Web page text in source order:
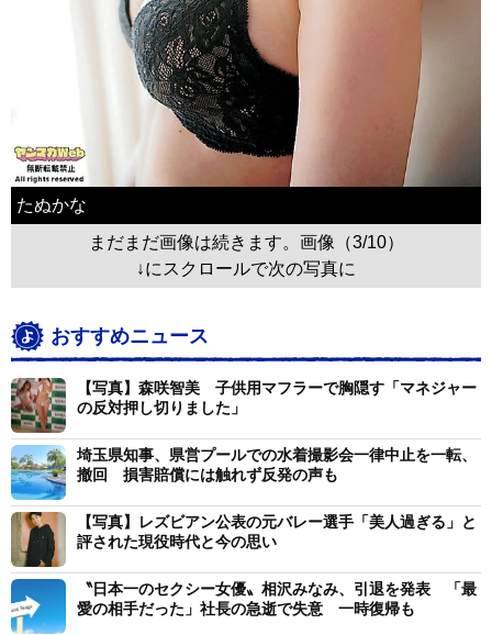
たぬかな
まだまだ画像は続きます。画像（3/10）
↓にスクロールで次の写真に
おすすめニュース
【写真】森咲智美 子供用マフラーで胸隠す「マネジャー
の反対押し切りました」
埼玉県知事、県営プールでの水着撮影会一律中止を一転、
撤回 損害賠償には触れず反発の声も
【写真】レズビアン公表の元バレー選手「美人過ぎる」と
評された現役時代と今の思い
〝日本一のセクシー女優〟相沢みなみ、引退を発表 「最
愛の相手だった」社長の急逝で失意 一時復帰も